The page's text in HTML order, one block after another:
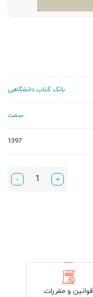
بانک کتاب دانشگاهی
سمت
1397
+
-
قوانین و مقررات